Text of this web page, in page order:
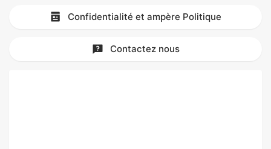
Confidentialité et ampère Politique
Contactez nous